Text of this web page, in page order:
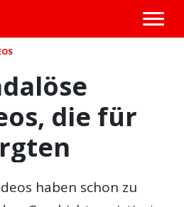
die für
haben schon zu